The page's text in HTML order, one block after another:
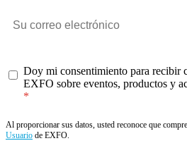
Doy mi consentimiento para recibir
EXFO sobre eventos, productos y
Al proporcionar sus datos, usted reconoce que
Usuario de EXFO.